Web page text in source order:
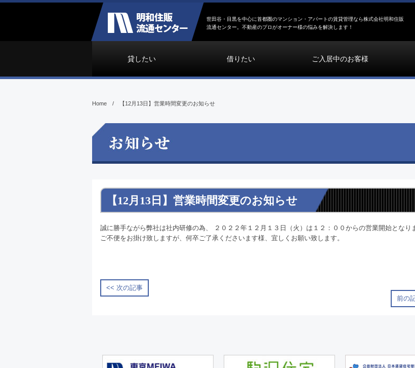
世田谷・目黒を中心に首都圏のマンション・アパートの賃貸管理なら株式会社明和住販
流通センター。不動産のプロがオーナー様の悩みを解決します！
貸したい 借りたい ご入居中のお客様
Home / 【12月13日】営業時間変更のお知らせ
【12月13日】営業時間変更のお知らせ
誠に勝手ながら弊社は社内研修の為、 ２０２２年１２月１３日（火）は１２：００からの営業開始となり
ご不便をお掛け致しますが、何卒ご了承くださいます様、宜しくお願い致します。
<< 次の記事
前の